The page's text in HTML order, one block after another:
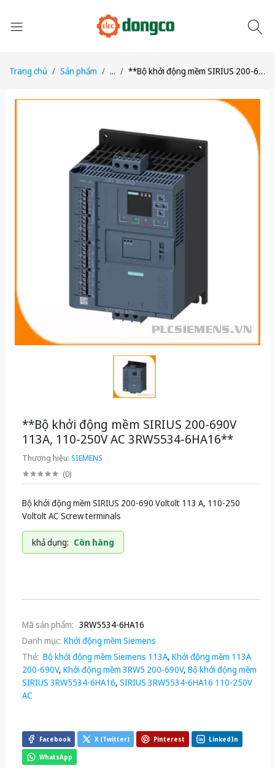
Trang chủ Sản phẩm ... **Bộ khởi động mềm SIRIUS 200-690V 113A, 110-250V AC 3RW5534-6HA16**
**Bộ khởi động mềm SIRIUS 200-690V
113A, 110-250V AC 3RW5534-6HA16**
Thương hiệu: SIEMENS
(0)
Bộ khởi động mềm SIRIUS 200-690 Voltolt 113 A, 110-250
Voltolt AC Screw terminals
khả dụng: Còn hàng
Mã sản phẩm: 3RW5534-6HA16
Danh mục: Khởi động mềm Siemens
Thẻ: Bộ khởi động mềm Siemens 113A, Khởi động mềm 113A
200-690V, Khởi động mềm 3RW5 200-690V, Bộ khởi động mềm
SIRIUS 3RW5534-6HA16, SIRIUS 3RW5534-6HA16 110-250V
AC
Facebook X (Twitter) Pinterest LinkedIn
WhatsApp